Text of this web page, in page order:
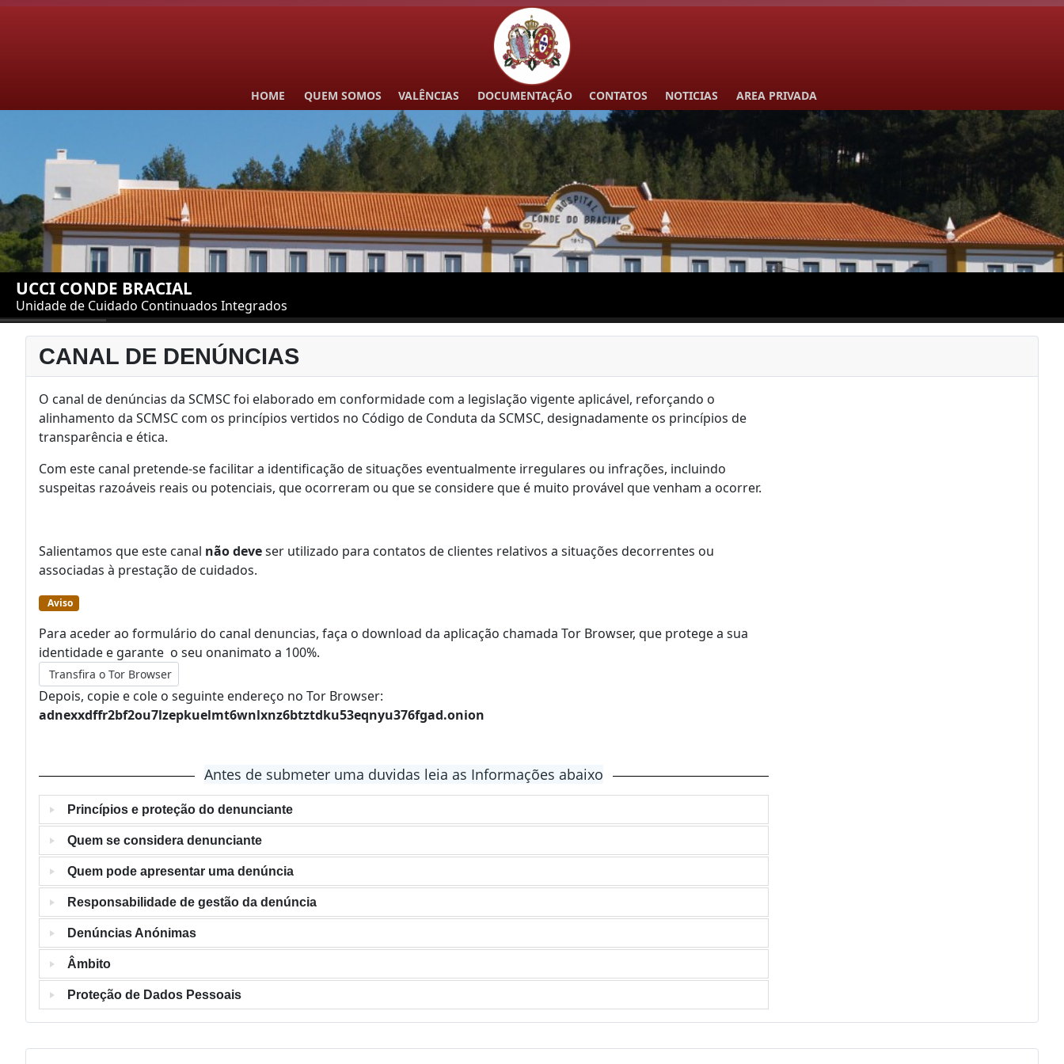
HOME QUEM SOMOS VALÊNCIAS DOCUMENTAÇÃO CONTATOS NOTICIAS AREA PRIVADA
UCCI CONDE BRACIAL
Unidade de Cuidado Continuados Integrados
CANAL DE DENÚNCIAS
O canal de denúncias da SCMSC foi elaborado em conformidade com a legislação vigente aplicável, reforçando o
alinhamento da SCMSC com os princípios vertidos no Código de Conduta da SCMSC, designadamente os princípios de
transparência e ética.
Com este canal pretende-se facilitar a identificação de situações eventualmente irregulares ou infrações, incluindo
suspeitas razoáveis reais ou potenciais, que ocorreram ou que se considere que é muito provável que venham a ocorrer.
Salientamos que este canal não deveser utilizado para contatos de clientes relativos a situações decorrentes ou
associadas à prestação de cuidados.
Aviso
Para aceder ao formulário do canal denuncias, faça o download da aplicação chamada Tor Browser, que protege a sua
identidade e garante o seu onanimato a 100%.
Transfira o Tor Browser
Depois, copie e cole o seguinte endereço no Tor Browser:
adnexxdffr2bf2ou7lzepkuelmt6wnlxnz6btztdku53eqnyu376fgad.onion
Antes de submeter uma duvidas leia as Informações abaixo
Princípios e proteção do denunciante
Quem se considera denunciante
Quem pode apresentar uma denúncia
Responsabilidade de gestão da denúncia
Denúncias Anónimas
Âmbito
Proteção de Dados Pessoais